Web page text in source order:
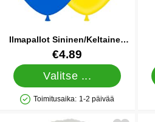
Ilmapallot Sininen/Keltainen
25
Tuote.nro 10453
€4.89
Valitse ...
Saatavuus: Varastossa
Toimitusaika: 1-2 päivää